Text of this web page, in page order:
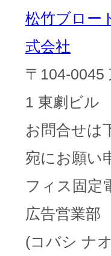
松竹ブロー
式会社
〒104-0045
1 東劇ビル
お問合せは
宛にお願い
フィス固定
広告営業
(コバシ ナ